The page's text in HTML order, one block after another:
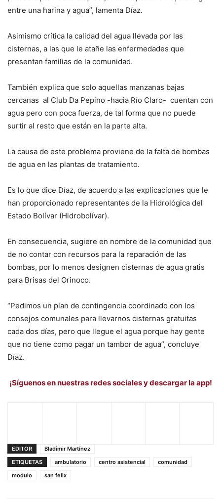
entre una harina y agua”, lamenta Díaz.
Asimismo crítica la calidad del agua llevada por las
cisternas, a las que le atañe las enfermedades que
presentan familias de la comunidad.
También explica que solo aquellas manzanas bajas
cercanas al Club Da Pepino -hacia Río Claro- cuentan con
agua pero con poca fuerza, de tal forma que no puede
surtir al resto que están en la parte alta.
La causa de este problema proviene de la falta de bombas
de agua en las plantas de tratamiento.
Es lo que dice Díaz, de acuerdo a las explicaciones que le
han proporcionado representantes de la Hidrológica del
Estado Bolívar (Hidrobolívar).
En consecuencia, sugiere en nombre de la comunidad que
de no contar con recursos para la reparación de las
bombas, por lo menos designen cisternas de agua gratis
para Brisas del Orinoco.
“Pedimos un plan de contingencia coordinado con los
consejos comunales para llevarnos cisternas gratuitas
cada dos días, pero que llegue el agua porque hay gente
que no tiene como pagar un tambor de agua”, concluye
Díaz.
¡Síguenos en nuestras redes sociales y descargar la app!
EDITOR
Bladimir Martínez
ETIQUETAS
ambulatorio centro asistencial
comunidad
modulo
san felix